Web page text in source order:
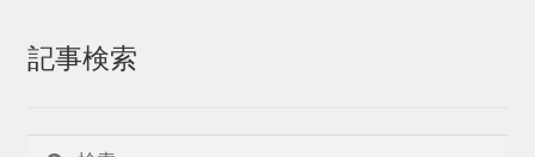
記事検索